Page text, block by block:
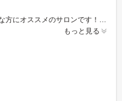
もっと見る